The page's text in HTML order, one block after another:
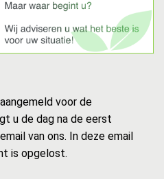
voor de
u de dag na de eerst
van ons. In deze email
is opgelost.